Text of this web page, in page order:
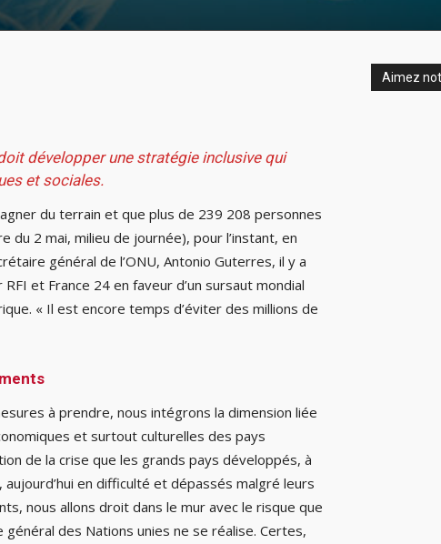
développer une stratégie inclusive qui
et sociales.
du terrain et que plus de 239 208 personnes
2 mai, milieu de journée), pour l’instant, en
général de l’ONU, Antonio Guterres, il y a
et France 24 en faveur d’un sursaut mondial
« Il est encore temps d’éviter des millions de
à prendre, nous intégrons la dimension liée
et surtout culturelles des pays
de la crise que les grands pays développés, à
en difficulté et dépassés malgré leurs
nous allons droit dans le mur avec le risque que
des Nations unies ne se réalise. Certes,
Aimez